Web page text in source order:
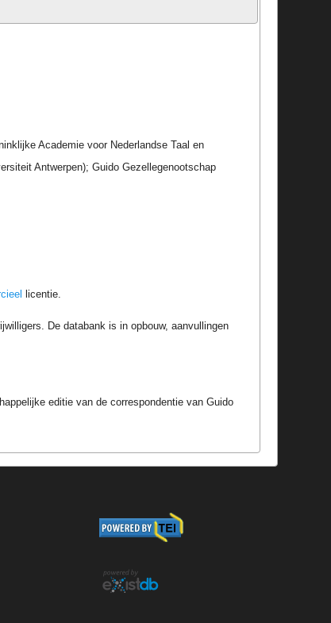
Academie voor Nederlandse Taal en
Antwerpen); Guido Gezellegenootschap
licentie.
De databank is in opbouw, aanvullingen
editie van de correspondentie van Guido